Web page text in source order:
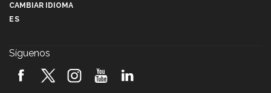
2026! (video)
CAMBIAR IDIOMA
ES
Síguenos